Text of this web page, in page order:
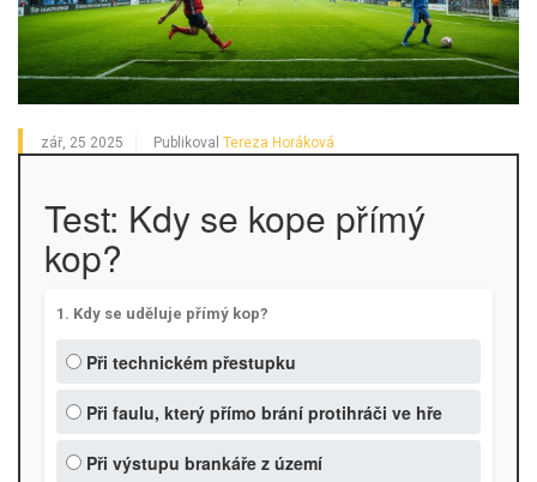
zář, 25 2025 Publikoval Tereza Horáková
Test: Kdy se kope přímý
kop?
1. Kdy se uděluje přímý kop?
Při technickém přestupku
Při faulu, který přímo brání protihráči ve hře
Při výstupu brankáře z území